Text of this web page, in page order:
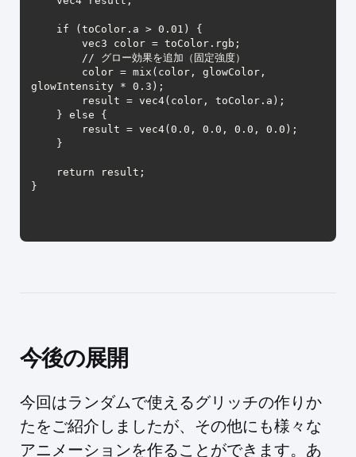
glowIntensity * 0.3);
}
今後の展開
今回はランダムで使えるグリッチの作りか
たをご紹介しましたが、その他にも様々な
アニメーションを作ることができます。あ